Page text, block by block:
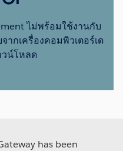
ไม่พร้อมใช้งานกับ
กเครื่องคอมพิวเตอร์เด
น์โหลด
has been